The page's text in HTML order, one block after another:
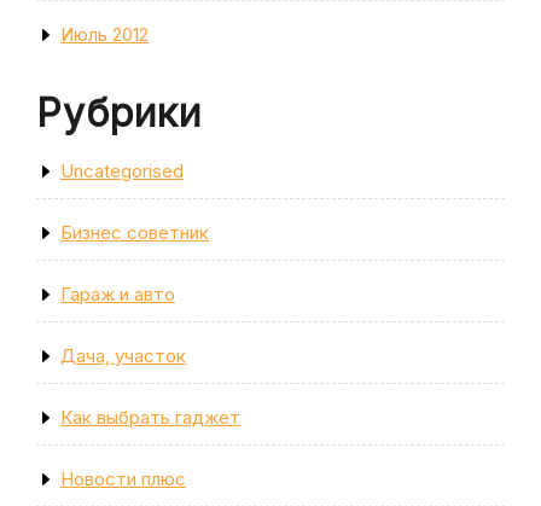
Июль 2012
Рубрики
Uncategorised
Бизнес советник
Гараж и авто
Дача, участок
Как выбрать гаджет
Новости плюс